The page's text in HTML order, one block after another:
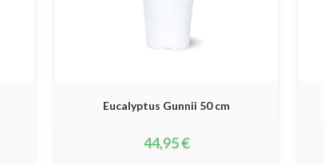
Eucalyptus Gunnii 50 cm
44,95€